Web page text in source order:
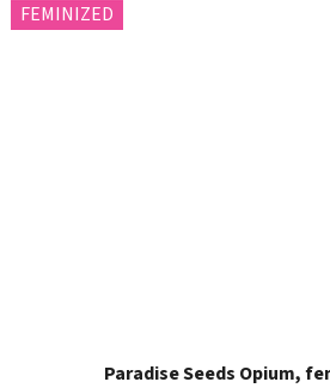
FEMINIZED
Paradise Seeds Opium,